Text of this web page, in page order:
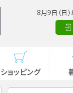
8月9日（日
ショッピング